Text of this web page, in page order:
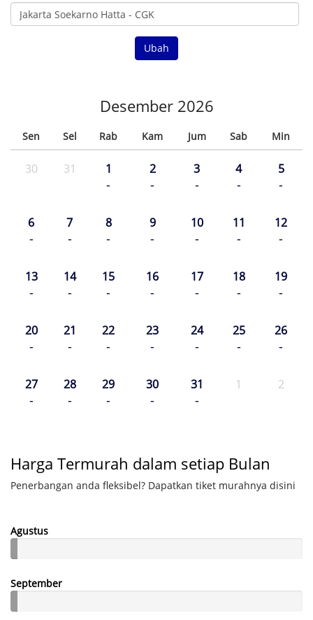
Ubah
Desember 2026
Sen Sel Rab Kam Jum Sab Min
30 31 1
-
2
-
3
-
4
-
5
-
6
-
7
-
8
-
9
-
10
-
11
-
12
-
13
-
14
-
15
-
16
-
17
-
18
-
19
-
20
-
21
-
22
-
23
-
24
-
25
-
26
-
27
-
28
-
29
-
30
-
31
-
1 2
Harga Termurah dalam setiap Bulan
Penerbangan anda fleksibel? Dapatkan tiket murahnya disini
Agustus
September